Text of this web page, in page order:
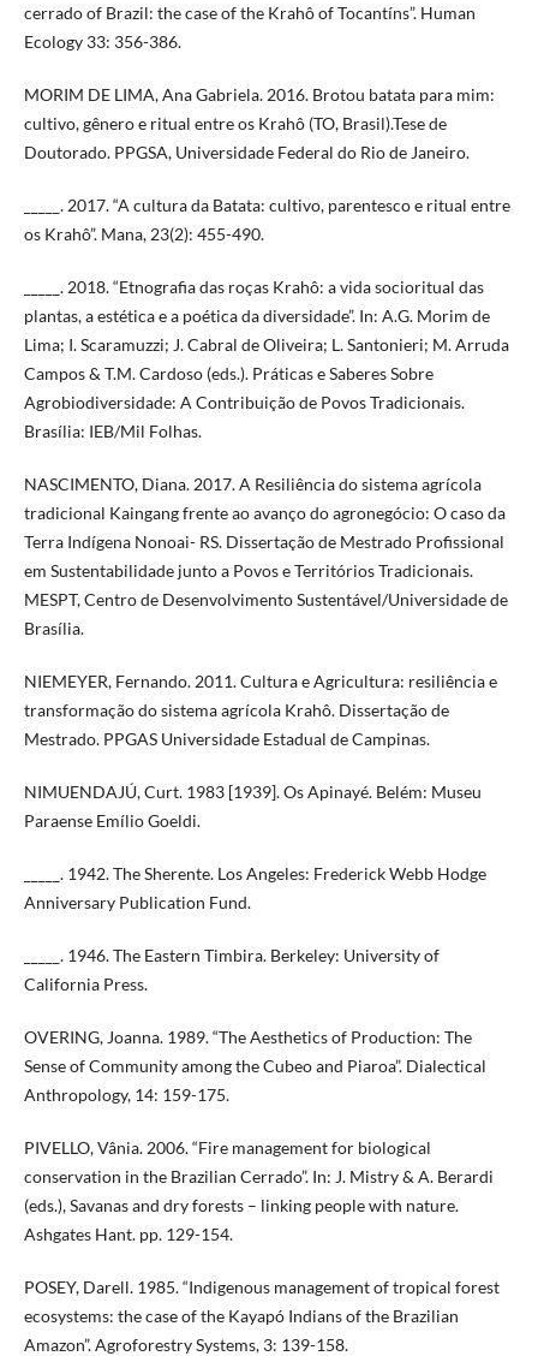
cerrado of Brazil: the case of the Krahô of Tocantíns”. Human
Ecology 33: 356-386.
MORIM DE LIMA, Ana Gabriela. 2016. Brotou batata para mim:
cultivo, gênero e ritual entre os Krahô (TO, Brasil).Tese de
Doutorado. PPGSA, Universidade Federal do Rio de Janeiro.
_____. 2017. “A cultura da Batata: cultivo, parentesco e ritual entre
os Krahô”. Mana, 23(2): 455-490.
_____. 2018. “Etnografia das roças Krahô: a vida socioritual das
plantas, a estética e a poética da diversidade”. In: A.G. Morim de
Lima; I. Scaramuzzi; J. Cabral de Oliveira; L. Santonieri; M. Arruda
Campos & T.M. Cardoso (eds.). Práticas e Saberes Sobre
Agrobiodiversidade: A Contribuição de Povos Tradicionais.
Brasília: IEB/Mil Folhas.
NASCIMENTO, Diana. 2017. A Resiliência do sistema agrícola
tradicional Kaingang frente ao avanço do agronegócio: O caso da
Terra Indígena Nonoai- RS. Dissertação de Mestrado Profissional
em Sustentabilidade junto a Povos e Territórios Tradicionais.
MESPT, Centro de Desenvolvimento Sustentável/Universidade de
Brasília.
NIEMEYER, Fernando. 2011. Cultura e Agricultura: resiliência e
transformação do sistema agrícola Krahô. Dissertação de
Mestrado. PPGAS Universidade Estadual de Campinas.
NIMUENDAJÚ, Curt. 1983 [1939]. Os Apinayé. Belém: Museu
Paraense Emílio Goeldi.
_____. 1942. The Sherente. Los Angeles: Frederick Webb Hodge
Anniversary Publication Fund.
_____. 1946. The Eastern Timbira. Berkeley: University of
California Press.
OVERING, Joanna. 1989. “The Aesthetics of Production: The
Sense of Community among the Cubeo and Piaroa”. Dialectical
Anthropology, 14: 159-175.
PIVELLO, Vânia. 2006. “Fire management for biological
conservation in the Brazilian Cerrado”. In: J. Mistry & A. Berardi
(eds.), Savanas and dry forests – linking people with nature.
Ashgates Hant. pp. 129-154.
POSEY, Darell. 1985. “Indigenous management of tropical forest
ecosystems: the case of the Kayapó Indians of the Brazilian
Amazon”. Agroforestry Systems, 3: 139-158.